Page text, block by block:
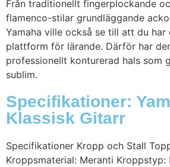
Från traditionellt fingerplockande
flamenco-stilar grundläggande
Yamaha ville också se till att du har
plattform för lärande. Därför har
professionellt konturerad hals som
sublim.
Specifikationer:
Klassisk Gitarr
Specifikationer Kropp och Stall
Kroppsmaterial: Meranti Kroppstyp: